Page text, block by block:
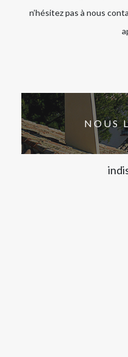
n’hésitez pas à nous
NOUS